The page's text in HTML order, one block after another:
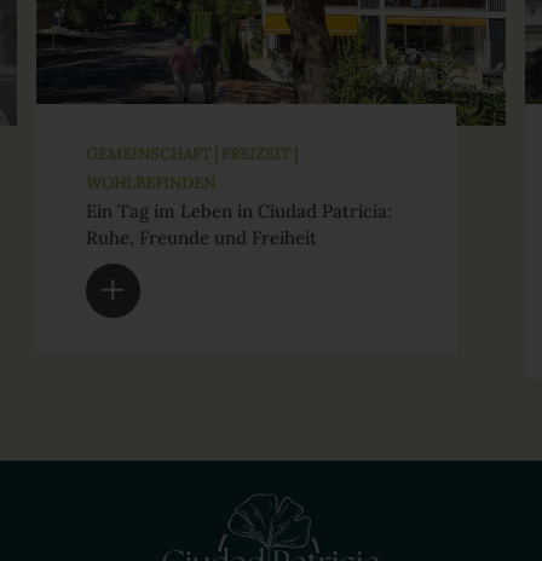
GEMEINSCHAFT | FREIZEIT |
WOHLBEFINDEN
Ein Tag im Leben in Ciudad Patricia:
Ruhe, Freunde und Freiheit